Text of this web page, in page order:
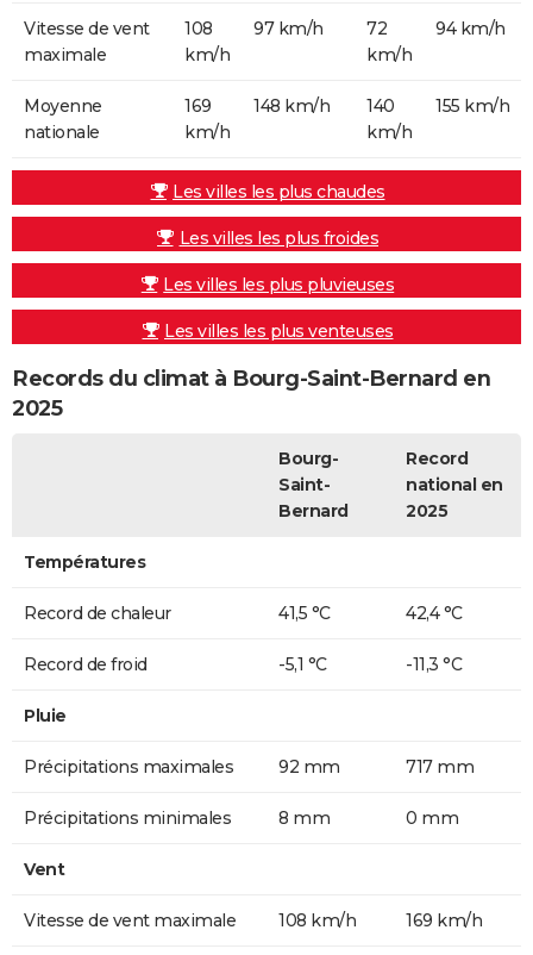
Vitesse de vent
maximale
108
km/h
97 km/h
72
km/h
94 km/h
Moyenne
nationale
169
km/h
148 km/h
140
km/h
155 km/h
Les villes les plus chaudes
Les villes les plus froides
Les villes les plus pluvieuses
Les villes les plus venteuses
Records du climat à Bourg-Saint-Bernard en
2025
Bourg-
Saint-
Bernard
Record
national en
2025
Températures
Record de chaleur 41,5 °C 42,4 °C
Record de froid -5,1 °C -11,3 °C
Pluie
Précipitations maximales 92 mm 717 mm
Précipitations minimales 8 mm 0 mm
Vent
Vitesse de vent maximale 108 km/h 169 km/h